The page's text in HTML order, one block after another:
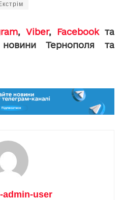
, Viber, Facebookта
Тернополя та
admin-user